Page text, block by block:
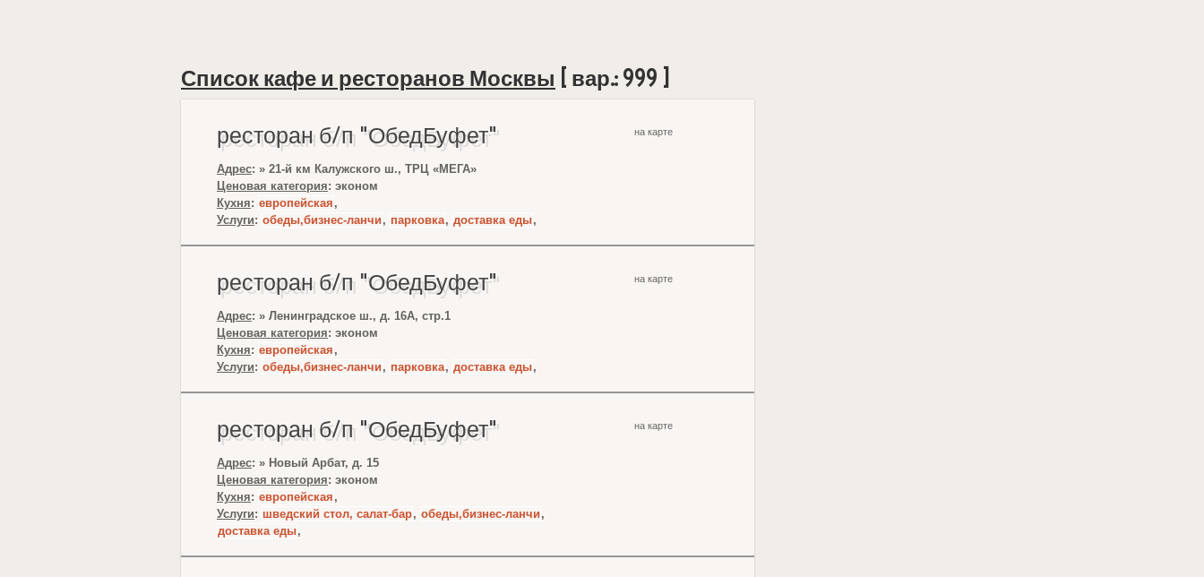
Список кафе и ресторанов Москвы [ вар.: 999 ]
ресторан б/п "ОбедБуфет"
Адрес: » 21-й км Калужского ш., ТРЦ «МЕГА»
Ценовая категория: эконом
Кухня: европейская ,
Услуги: обеды,бизнес-ланчи , парковка, доставка еды,
на карте
ресторан б/п "ОбедБуфет"
Адрес: » Ленинградское ш., д. 16А, стр.1
Ценовая категория: эконом
Кухня: европейская ,
Услуги: обеды,бизнес-ланчи , парковка, доставка еды,
на карте
ресторан б/п "ОбедБуфет"
Адрес: » Новый Арбат, д. 15
Ценовая категория: эконом
Кухня: европейская ,
Услуги: шведский стол, салат-бар, обеды,бизнес-ланчи ,
доставка еды,
на карте